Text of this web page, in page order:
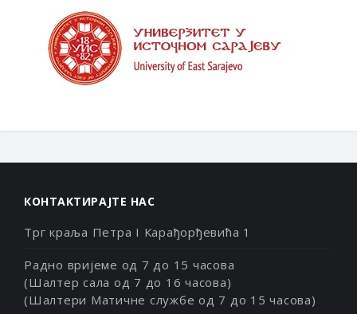
КОНТАКТИРАЈТЕ НАС
Трг краља Петра I Карађорђевића 1
Радно вријеме од 7 до 15 часова
(Шалтер сала од 7 до 16 часова)
(Шалтери Матичне службе од 7 до 15 часова)